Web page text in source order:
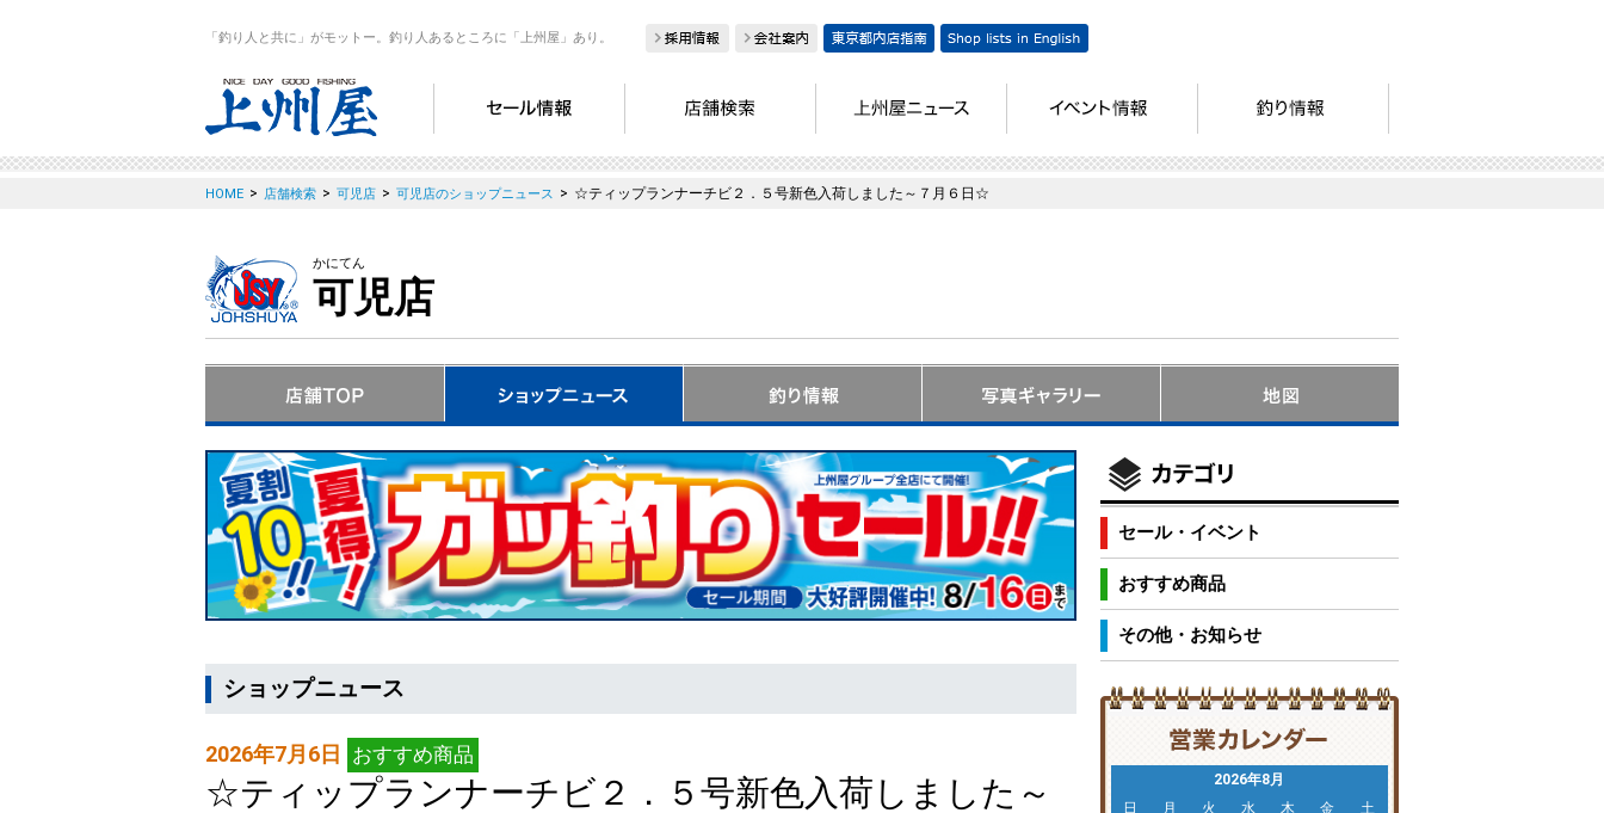
「釣り人と共に」がモットー。釣り人あるところに「上州屋」あり。
HOME > 店舗検索 > 可児店 > 可児店のショップニュース > ☆ティップランナーチビ２．５号新色入荷しました～７月６日☆
かにてん
可児店
ショップニュース
2026年7月6日 おすすめ商品
☆ティップランナーチビ２．５号新色入荷しました～
セール・イベント
おすすめ商品
その他・お知らせ
2026年8月
日
月 火 水 木 金
土